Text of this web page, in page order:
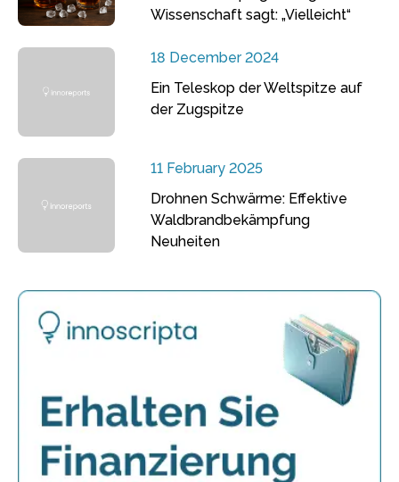
Wissenschaft sagt: „Vielleicht“
18 December 2024
Ein Teleskop der Weltspitze auf
der Zugspitze
11 February 2025
Drohnen Schwärme: Effektive
Waldbrandbekämpfung
Neuheiten